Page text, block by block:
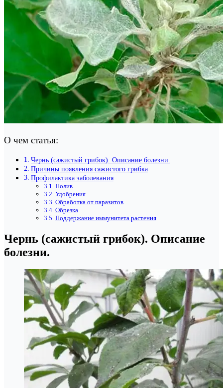
О чем статья:
Чернь (сажистый грибок). Описание болезни.
Причины появления сажистого грибка
Профилактика заболевания
Полив
Удобрения
Обработка от паразитов
Обрезка
Поддержание иммунитета растения
Чернь (сажистый грибок). Описание
болезни.